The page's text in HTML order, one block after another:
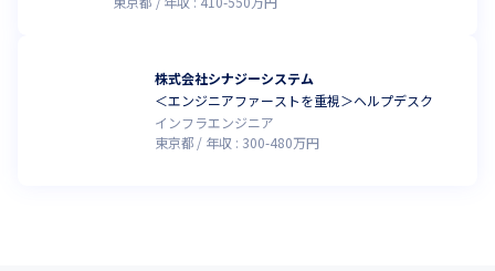
株式会社シナジーシステム
＜エンジニアファーストを重視＞ヘルプデスク
インフラエンジニア
東京都
年収 : 300-480万円